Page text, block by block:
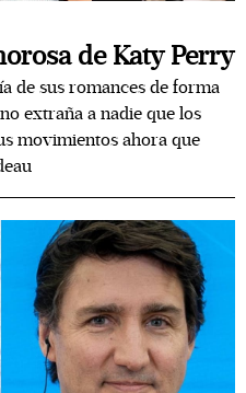
de Katy Perry
de sus romances de forma
extraña a nadie que los
movimientos ahora que